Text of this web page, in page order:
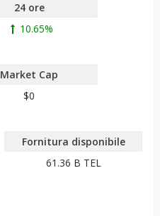
24 ore
10.65%
Market Cap
$0
Fornitura disponibile
61.36 B TEL